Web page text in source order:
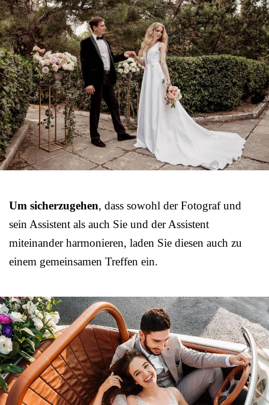
Um sicherzugehen, dass sowohl der Fotograf und
sein Assistent als auch Sie und der Assistent
miteinander harmonieren, laden Sie diesen auch zu
einem gemeinsamen Treffen ein.